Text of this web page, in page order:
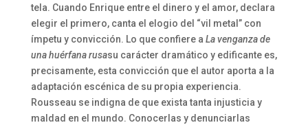
tela. Cuando Enrique entre el dinero y el amor, declara
elegir el primero, canta el elogio del “vil metal” con
ímpetu y convicción. Lo que confiere a La venganza de
una huérfana rusasu carácter dramático y edificante es,
precisamente, esta convicción que el autor aporta a la
adaptación escénica de su propia experiencia.
Rousseau se indigna de que exista tanta injusticia y
maldad en el mundo. Conocerlas y denunciarlas